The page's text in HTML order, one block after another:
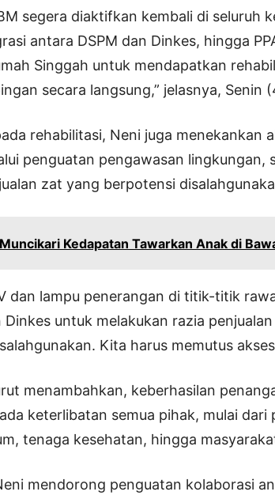
segera diaktifkan kembali di seluruh
antara DSPM dan Dinkes, hingga
Singgah untuk mendapatkan
secara langsung,” jelasnya, Senin
rehabilitasi, Neni juga menekankan
penguatan pengawasan lingkungan,
zat yang berpotensi
Muncikari Kedapatan Tawarkan Anak di
dan lampu penerangan di titik-titik
Dinkes untuk melakukan razia
Kita harus memutus
menambahkan, keberhasilan
keterlibatan semua pihak, mulai dari
tenaga kesehatan, hingga
mendorong penguatan kolaborasi